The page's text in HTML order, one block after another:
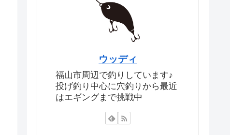
ウッディ
福山市周辺で釣りしています♪
投げ釣り中心に穴釣りから最近
はエギングまで挑戦中